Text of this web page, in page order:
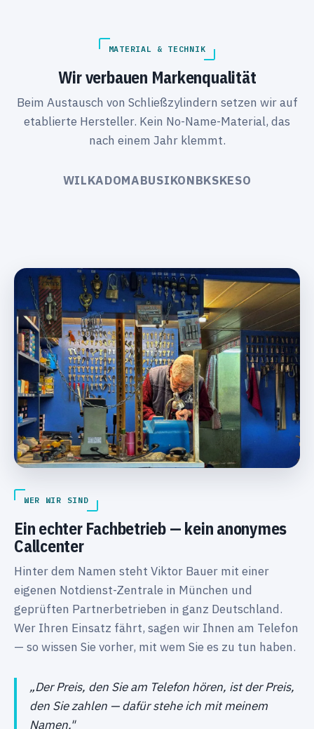
MATERIAL & TECHNIK
Wir verbauen Markenqualität
Beim Austausch von Schließzylindern setzen wir auf
etablierte Hersteller. Kein No-Name-Material, das
nach einem Jahr klemmt.
WILKADOMABUSIKONBKSKESO
WER WIR SIND
Ein echter Fachbetrieb — kein anonymes
Callcenter
Hinter dem Namen steht Viktor Bauer mit einer
eigenen Notdienst-Zentrale in München und
geprüften Partnerbetrieben in ganz Deutschland.
Wer Ihren Einsatz fährt, sagen wir Ihnen am Telefon
— so wissen Sie vorher, mit wem Sie es zu tun haben.
„Der Preis, den Sie am Telefon hören, ist der Preis,
den Sie zahlen — dafür stehe ich mit meinem
Namen."